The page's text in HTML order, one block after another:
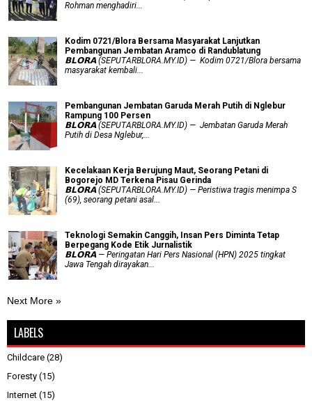
Rohman menghadiri...
Kodim 0721/Blora Bersama Masyarakat Lanjutkan
Pembangunan Jembatan Aramco di Randublatung
𝗕𝗟𝗢𝗥𝗔 (SEPUTARBLORA.MY.ID) — Kodim 0721/Blora bersama
masyarakat kembali...
Pembangunan Jembatan Garuda Merah Putih di Nglebur
Rampung 100 Persen
𝗕𝗟𝗢𝗥𝗔 (SEPUTARBLORA.MY.ID) — Jembatan Garuda Merah
Putih di Desa Nglebur,...
Kecelakaan Kerja Berujung Maut, Seorang Petani di
Bogorejo MD Terkena Pisau Gerinda
𝗕𝗟𝗢𝗥𝗔 (SEPUTARBLORA.MY.ID) — Peristiwa tragis menimpa S
(69), seorang petani asal...
Teknologi Semakin Canggih, Insan Pers Diminta Tetap
Berpegang Kode Etik Jurnalistik
𝗕𝗟𝗢𝗥𝗔 — Peringatan Hari Pers Nasional (HPN) 2025 tingkat
Jawa Tengah dirayakan...
Next More »
LABELS
Childcare (28)
Foresty (15)
Internet (15)